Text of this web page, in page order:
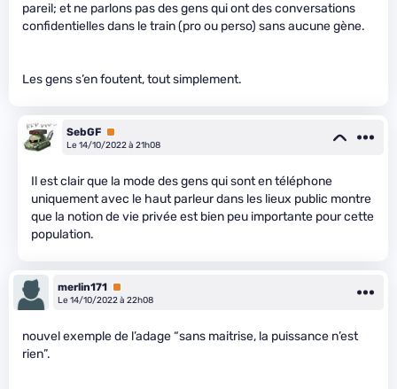
pareil; et ne parlons pas des gens qui ont des conversations
confidentielles dans le train (pro ou perso) sans aucune gène.
Les gens s’en foutent, tout simplement.
SebGF Premium
Le 14/10/2022 à 21h08
Il est clair que la mode des gens qui sont en téléphone
uniquement avec le haut parleur dans les lieux public montre
que la notion de vie privée est bien peu importante pour cette
population.
merlin171 Premium
Le 14/10/2022 à 22h08
nouvel exemple de l’adage “sans maitrise, la puissance n’est
rien”.